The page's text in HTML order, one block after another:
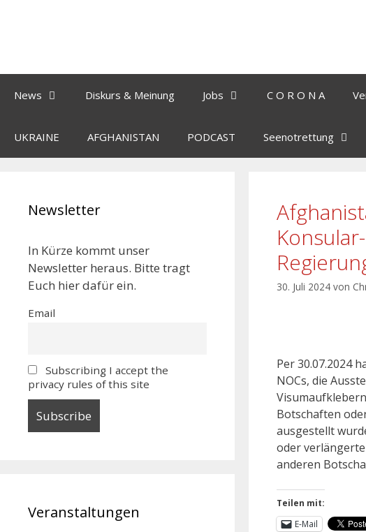
News Diskurs & Meinung Jobs C O R O N A
UKRAINE AFGHANISTAN PODCAST Seenotrettung
30. Juli 2024 von
Per 30.07.2024
NOCs, die
Botschaften
ausgestellt
oder
anderen
Teilen mit:
E-Mail
Newsletter
In Kürze kommt unser
Newsletter heraus. Bitte tragt
Euch hier dafür ein.
Email
Subscribing I accept the
privacy rules of this site
Veranstaltungen